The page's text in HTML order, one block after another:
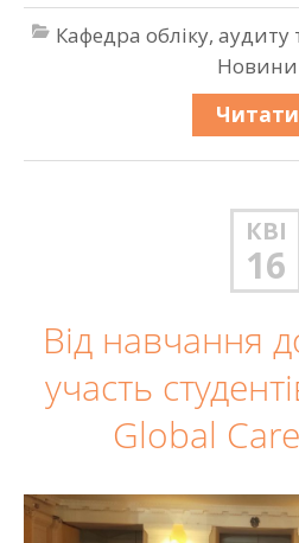
Кафедра обліку,
Новини
КВІ
16
Від навчання
участь
Global